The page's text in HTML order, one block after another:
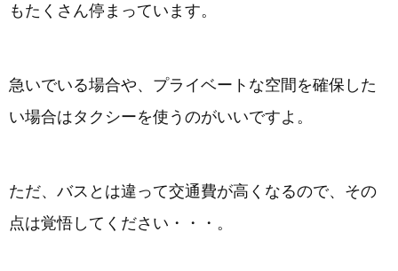
もたくさん停まっています。
急いでいる場合や、プライベートな空間を確保した
い場合はタクシーを使うのがいいですよ。
ただ、バスとは違って交通費が高くなるので、その
点は覚悟してください・・・。